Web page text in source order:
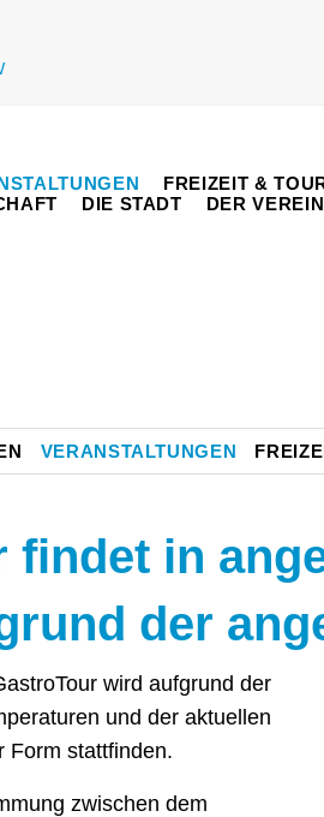
FREIZEIT &
DIE STADT DER VEREIN
VERANSTALTUNGEN
findet in
der
wird aufgrund der
und der aktuellen
Form stattfinden.
zwischen dem